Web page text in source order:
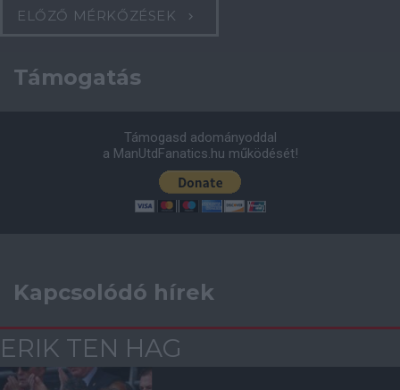
ELŐZŐ MÉRKŐZÉSEK
Támogatás
Támogasd adományoddal
a ManUtdFanatics.hu működését!
Kapcsolódó hírek
ERIK TEN HAG